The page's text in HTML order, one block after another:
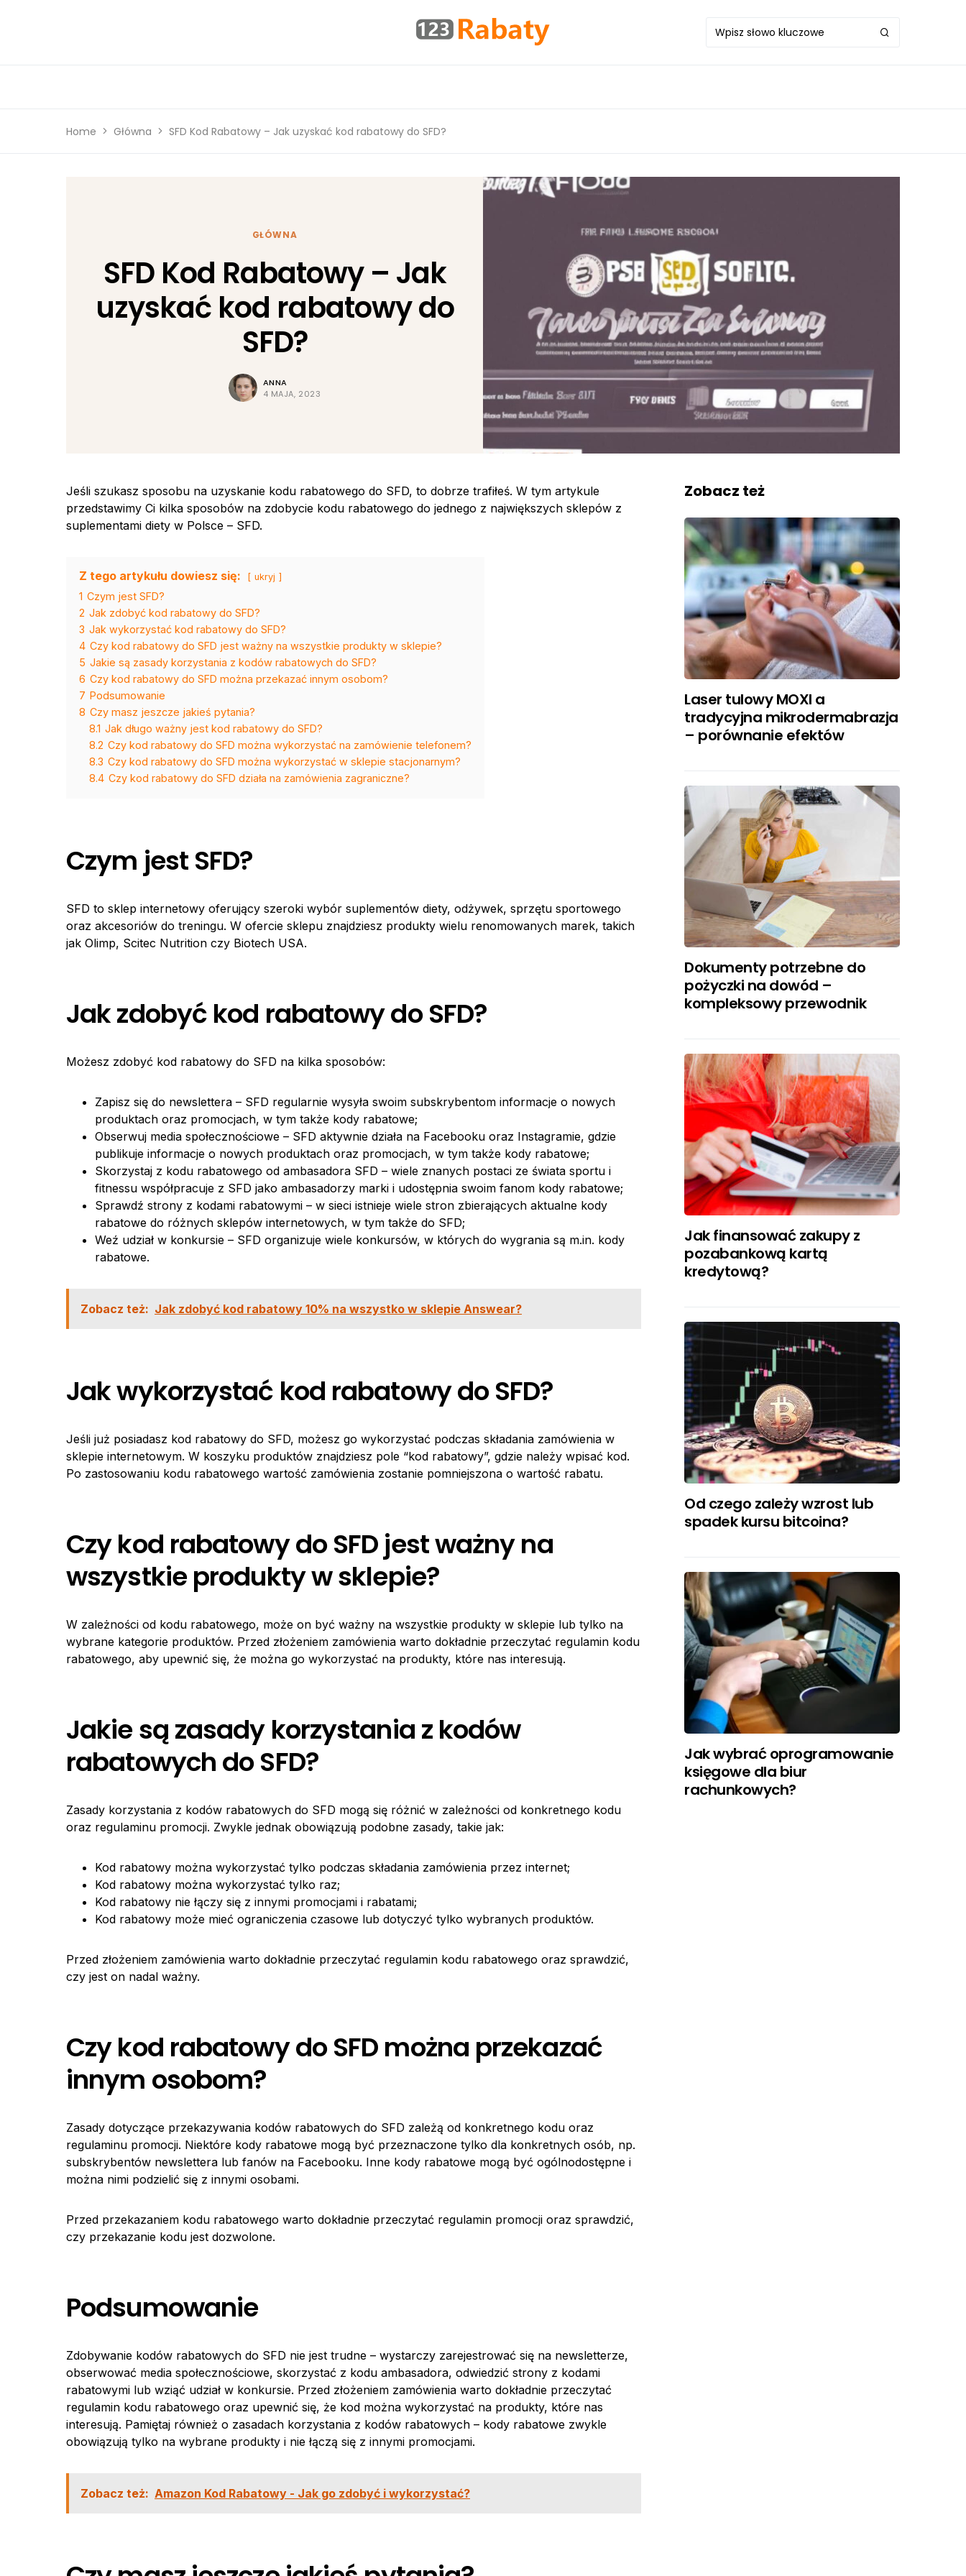
Home Główna SFD Kod Rabatowy – Jak uzyskać kod rabatowy do SFD?
GŁÓWNA
SFD Kod Rabatowy – Jak
uzyskać kod rabatowy do
SFD?
ANNA
4 MAJA, 2023
Jeśli szukasz sposobu na uzyskanie kodu rabatowego do SFD, to dobrze trafiłeś. W tym artykule
przedstawimy Ci kilka sposobów na zdobycie kodu rabatowego do jednego z największych sklepów z
suplementami diety w Polsce – SFD.
Z tego artykułu dowiesz się: ukryj
1 Czym jest SFD?
2 Jak zdobyć kod rabatowy do SFD?
3 Jak wykorzystać kod rabatowy do SFD?
4 Czy kod rabatowy do SFD jest ważny na wszystkie produkty w sklepie?
5 Jakie są zasady korzystania z kodów rabatowych do SFD?
6 Czy kod rabatowy do SFD można przekazać innym osobom?
7 Podsumowanie
8 Czy masz jeszcze jakieś pytania?
8.1 Jak długo ważny jest kod rabatowy do SFD?
8.2 Czy kod rabatowy do SFD można wykorzystać na zamówienie telefonem?
8.3 Czy kod rabatowy do SFD można wykorzystać w sklepie stacjonarnym?
8.4 Czy kod rabatowy do SFD działa na zamówienia zagraniczne?
Czym jest SFD?
SFD to sklep internetowy oferujący szeroki wybór suplementów diety, odżywek, sprzętu sportowego
oraz akcesoriów do treningu. W ofercie sklepu znajdziesz produkty wielu renomowanych marek, takich
jak Olimp, Scitec Nutrition czy Biotech USA.
Jak zdobyć kod rabatowy do SFD?
Możesz zdobyć kod rabatowy do SFD na kilka sposobów:
Zapisz się do newslettera – SFD regularnie wysyła swoim subskrybentom informacje o nowych
produktach oraz promocjach, w tym także kody rabatowe;
Obserwuj media społecznościowe – SFD aktywnie działa na Facebooku oraz Instagramie, gdzie
publikuje informacje o nowych produktach oraz promocjach, w tym także kody rabatowe;
Skorzystaj z kodu rabatowego od ambasadora SFD – wiele znanych postaci ze świata sportu i
fitnessu współpracuje z SFD jako ambasadorzy marki i udostępnia swoim fanom kody rabatowe;
Sprawdź strony z kodami rabatowymi – w sieci istnieje wiele stron zbierających aktualne kody
rabatowe do różnych sklepów internetowych, w tym także do SFD;
Weź udział w konkursie – SFD organizuje wiele konkursów, w których do wygrania są m.in. kody
rabatowe.
Zobacz też: Jak zdobyć kod rabatowy 10% na wszystko w sklepie Answear?
Jak wykorzystać kod rabatowy do SFD?
Jeśli już posiadasz kod rabatowy do SFD, możesz go wykorzystać podczas składania zamówienia w
sklepie internetowym. W koszyku produktów znajdziesz pole “kod rabatowy”, gdzie należy wpisać kod.
Po zastosowaniu kodu rabatowego wartość zamówienia zostanie pomniejszona o wartość rabatu.
Czy kod rabatowy do SFD jest ważny na
wszystkie produkty w sklepie?
W zależności od kodu rabatowego, może on być ważny na wszystkie produkty w sklepie lub tylko na
wybrane kategorie produktów. Przed złożeniem zamówienia warto dokładnie przeczytać regulamin kodu
rabatowego, aby upewnić się, że można go wykorzystać na produkty, które nas interesują.
Jakie są zasady korzystania z kodów
rabatowych do SFD?
Zasady korzystania z kodów rabatowych do SFD mogą się różnić w zależności od konkretnego kodu
oraz regulaminu promocji. Zwykle jednak obowiązują podobne zasady, takie jak:
Kod rabatowy można wykorzystać tylko podczas składania zamówienia przez internet;
Kod rabatowy można wykorzystać tylko raz;
Kod rabatowy nie łączy się z innymi promocjami i rabatami;
Kod rabatowy może mieć ograniczenia czasowe lub dotyczyć tylko wybranych produktów.
Przed złożeniem zamówienia warto dokładnie przeczytać regulamin kodu rabatowego oraz sprawdzić,
czy jest on nadal ważny.
Czy kod rabatowy do SFD można przekazać
innym osobom?
Zasady dotyczące przekazywania kodów rabatowych do SFD zależą od konkretnego kodu oraz
regulaminu promocji. Niektóre kody rabatowe mogą być przeznaczone tylko dla konkretnych osób, np.
subskrybentów newslettera lub fanów na Facebooku. Inne kody rabatowe mogą być ogólnodostępne i
można nimi podzielić się z innymi osobami.
Przed przekazaniem kodu rabatowego warto dokładnie przeczytać regulamin promocji oraz sprawdzić,
czy przekazanie kodu jest dozwolone.
Podsumowanie
Zdobywanie kodów rabatowych do SFD nie jest trudne – wystarczy zarejestrować się na newsletterze,
obserwować media społecznościowe, skorzystać z kodu ambasadora, odwiedzić strony z kodami
rabatowymi lub wziąć udział w konkursie. Przed złożeniem zamówienia warto dokładnie przeczytać
regulamin kodu rabatowego oraz upewnić się, że kod można wykorzystać na produkty, które nas
interesują. Pamiętaj również o zasadach korzystania z kodów rabatowych – kody rabatowe zwykle
obowiązują tylko na wybrane produkty i nie łączą się z innymi promocjami.
Zobacz też: Amazon Kod Rabatowy - Jak go zdobyć i wykorzystać?
Zobacz też
Laser tulowy MOXI a
tradycyjna mikrodermabrazja
– porównanie efektów
Dokumenty potrzebne do
pożyczki na dowód –
kompleksowy przewodnik
Jak finansować zakupy z
pozabankową kartą
kredytową?
Od czego zależy wzrost lub
spadek kursu bitcoina?
Jak wybrać oprogramowanie
księgowe dla biur
rachunkowych?